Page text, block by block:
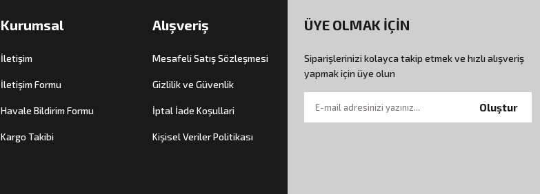
Kurumsal
İletişim
İletişim Formu
Havale Bildirim Formu
Kargo Takibi
Alışveriş
Mesafeli Satış Sözleşmesi
Gizlilik ve Güvenlik
İptal İade Koşullari
Kişisel Veriler Politikası
ÜYE OLMAK İÇİN
Siparişlerinizi kolayca takip etmek ve hızlı alışveriş
yapmak için üye olun
Oluştur